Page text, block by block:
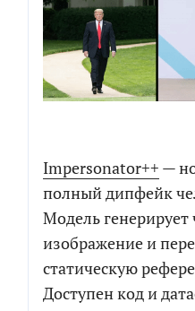
Impersonator++ —
полный дипфейк
Модель генерирует
изображение и
статическую
Доступен код и